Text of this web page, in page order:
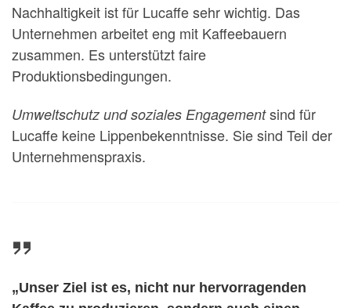
Nachhaltigkeit ist für Lucaffe sehr wichtig. Das
Unternehmen arbeitet eng mit Kaffeebauern
zusammen. Es unterstützt faire
Produktionsbedingungen.
Umweltschutz und soziales Engagementsind für
Lucaffe keine Lippenbekenntnisse. Sie sind Teil der
Unternehmenspraxis.
„Unser Ziel ist es, nicht nur hervorragenden